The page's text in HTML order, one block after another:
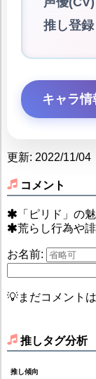
推し登録
キャラ情
更新: 2022/11/04
コメント
「ピリド」の
荒らし行為や
お名前:
💡まだコメント
推しタグ分析
推し傾向